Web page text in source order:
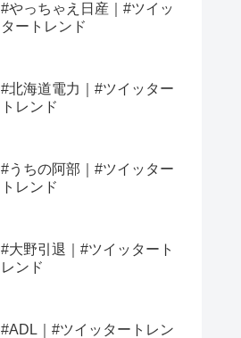
#やっちゃえ日産｜#ツイッ
タートレンド
#北海道電力｜#ツイッター
トレンド
#うちの阿部｜#ツイッター
トレンド
#大野引退｜#ツイッタート
レンド
#ADL｜#ツイッタートレン